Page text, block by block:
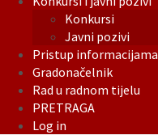
Konkursi
Javni pozivi
Pristup informacijama
Gradonačelnik
Rad u radnom tijelu
PRETRAGA
Log in